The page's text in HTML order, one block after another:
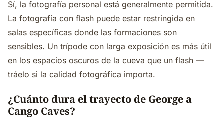
Sí, la fotografía personal está generalmente permitida.
La fotografía con flash puede estar restringida en
salas específicas donde las formaciones son
sensibles. Un trípode con larga exposición es más útil
en los espacios oscuros de la cueva que un flash —
tráelo si la calidad fotográfica importa.
¿Cuánto dura el trayecto de George a
Cango Caves?